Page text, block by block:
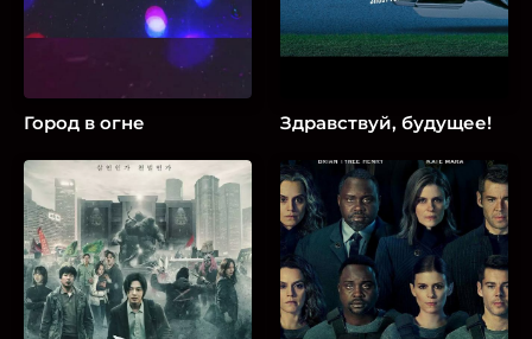
Город в огне Здравствуй, будущее!